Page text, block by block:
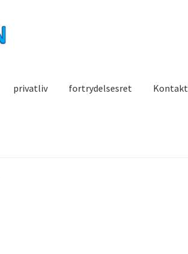
privatliv fortrydelsesret Kontakt